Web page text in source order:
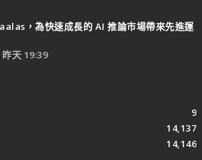
，為快速成長的 AI 推論市場帶來先進運
昨天 19:39
9
14,137
14,146